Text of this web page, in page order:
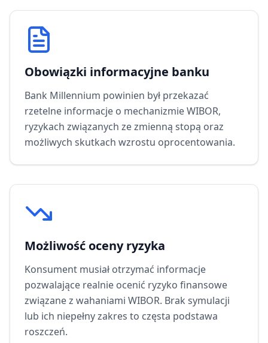
Obowiązki informacyjne banku
Bank Millennium powinien był przekazać
rzetelne informacje o mechanizmie WIBOR,
ryzykach związanych ze zmienną stopą oraz
możliwych skutkach wzrostu oprocentowania.
Możliwość oceny ryzyka
Konsument musiał otrzymać informacje
pozwalające realnie ocenić ryzyko finansowe
związane z wahaniami WIBOR. Brak symulacji
lub ich niepełny zakres to częsta podstawa
roszczeń.